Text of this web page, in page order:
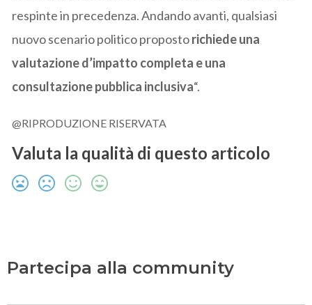
respinte in precedenza. Andando avanti, qualsiasi
nuovo scenario politico propostorichiede una
valutazione d’impatto completa e una
consultazione pubblica inclusiva“.
@RIPRODUZIONE RISERVATA
Valuta la qualità di questo articolo
Partecipa alla community